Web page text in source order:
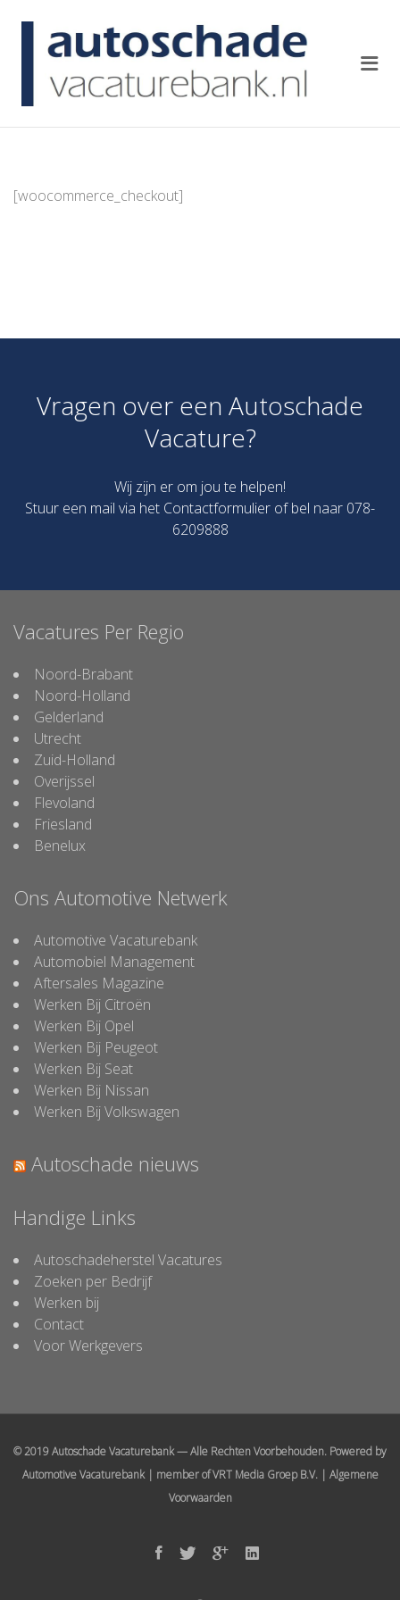
[woocommerce_checkout]
Vragen over een Autoschade
Vacature?
Wij zijn er om jou te helpen!
Stuur een mail via het Contactformulier of bel naar 078-
6209888
Vacatures Per Regio
Noord-Brabant
Noord-Holland
Gelderland
Utrecht
Zuid-Holland
Overijssel
Flevoland
Friesland
Benelux
Ons Automotive Netwerk
Automotive Vacaturebank
Automobiel Management
Aftersales Magazine
Werken Bij Citroën
Werken Bij Opel
Werken Bij Peugeot
Werken Bij Seat
Werken Bij Nissan
Werken Bij Volkswagen
Autoschade nieuws
Handige Links
Autoschadeherstel Vacatures
Zoeken per Bedrijf
Werken bij
Contact
Voor Werkgevers
© 2019 Autoschade Vacaturebank — Alle Rechten Voorbehouden. Powered by
Automotive Vacaturebank| member ofVRT Media Groep B.V.| Algemene
Voorwaarden
Facebook
TwitterGoogleLinked